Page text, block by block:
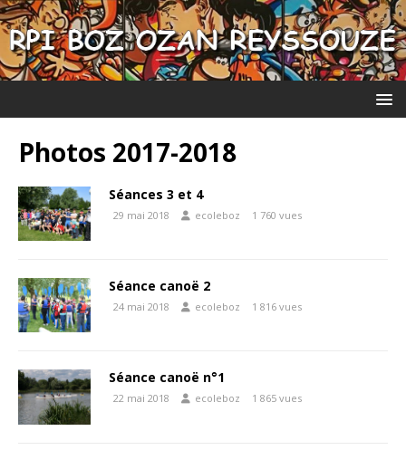
Photos 2017-2018
Séances 3 et 4
29 mai 2018 ecoleboz 1 760 vues
Séance canoë 2
24 mai 2018 ecoleboz 1 816 vues
Séance canoë n°1
22 mai 2018 ecoleboz 1 865 vues